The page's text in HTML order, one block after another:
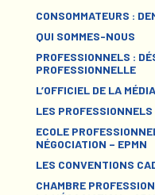
CONSOMMATEURS :
QUI SOMMES-NOUS
PROFESSIONNELS :
PROFESSIONNELLE
L’OFFICIEL DE LA
LES
ECOLE
NÉGOCIATION – EPMN
LES CONVENTIONS
CHAMBRE